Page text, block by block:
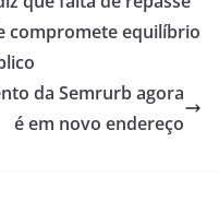
compromete equilíbrio
da Semrurb agora
é em novo endereço